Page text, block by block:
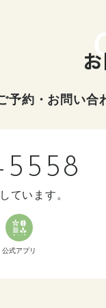
予約・お問い合
5558
ています。
公式アプリ